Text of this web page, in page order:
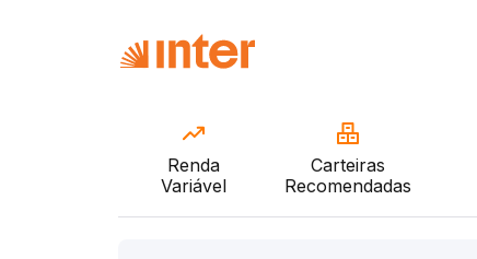
Renda
Variável
Carteiras
Recomendadas